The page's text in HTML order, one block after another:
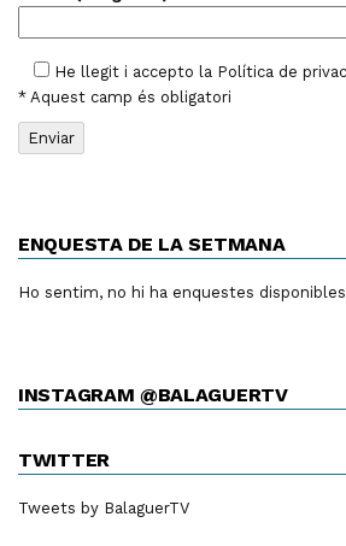
He llegit i accepto la Política de
* Aquest camp és obligatori
ENQUESTA DE LA SETMANA
Ho sentim, no hi ha enquestes
INSTAGRAM @BALAGUERTV
TWITTER
Tweets by BalaguerTV